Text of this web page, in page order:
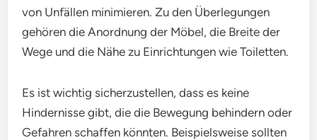
von Unfällen minimieren. Zu den Überlegungen
gehören die Anordnung der Möbel, die Breite der
Wege und die Nähe zu Einrichtungen wie Toiletten.
Es ist wichtig sicherzustellen, dass es keine
Hindernisse gibt, die die Bewegung behindern oder
Gefahren schaffen könnten. Beispielsweise sollten